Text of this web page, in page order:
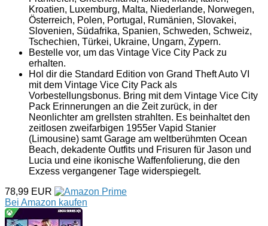
Kroatien, Luxemburg, Malta, Niederlande, Norwegen,
Österreich, Polen, Portugal, Rumänien, Slovakei,
Slovenien, Südafrika, Spanien, Schweden, Schweiz,
Tschechien, Türkei, Ukraine, Ungarn, Zypern.
Bestelle vor, um das Vintage Vice City Pack zu
erhalten.
Hol dir die Standard Edition von Grand Theft Auto VI
mit dem Vintage Vice City Pack als
Vorbestellungsbonus. Bring mit dem Vintage Vice City
Pack Erinnerungen an die Zeit zurück, in der
Neonlichter am grellsten strahlten. Es beinhaltet den
zeitlosen zweifarbigen 1955er Vapid Stanier
(Limousine) samt Garage am weltberühmten Ocean
Beach, dekadente Outfits und Frisuren für Jason und
Lucia und eine ikonische Waffenfolierung, die den
Exzess vergangener Tage widerspiegelt.
78,99 EUR
Bei Amazon kaufen